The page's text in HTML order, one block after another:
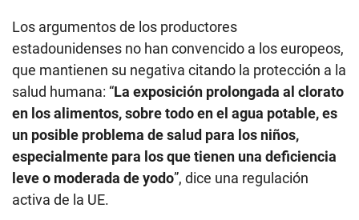
Los argumentos de los productores
estadounidenses no han convencido a los europeos,
que mantienen su negativa citando la protección a la
salud humana: “La exposición prolongada al clorato
en los alimentos, sobre todo en el agua potable, es
un posible problema de salud para los niños,
especialmente para los que tienen una deficiencia
leve o moderada de yodo”, dice una regulación
activa de la UE.